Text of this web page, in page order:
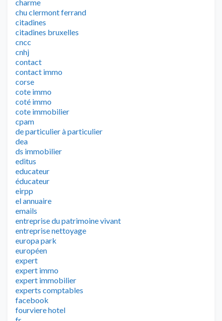
charme
chu clermont ferrand
citadines
citadines bruxelles
cncc
cnhj
contact
contact immo
corse
cote immo
coté immo
cote immobilier
cpam
de particulier à particulier
dea
ds immobilier
editus
educateur
éducateur
eirpp
el annuaire
emails
entreprise du patrimoine vivant
entreprise nettoyage
europa park
européen
expert
expert immo
expert immobilier
experts comptables
facebook
fourviere hotel